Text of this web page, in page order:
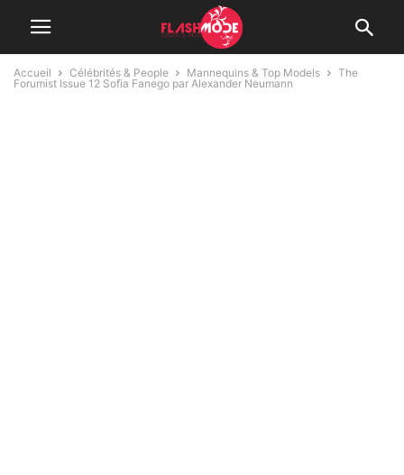
Accueil Célébrités & People Mannequins & Top Models
The
Forumist Issue 12 Sofia Fanego par Alexander Neumann